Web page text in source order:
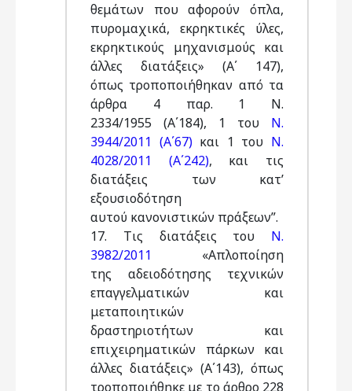
θεμάτων που αφορούν όπλα,
πυρομαχικά, εκρηκτικές ύλες,
εκρηκτικούς μηχανισμούς και
άλλες διατάξεις» (Α΄ 147),
όπως τροποποιήθηκαν από τα
άρθρα 4 παρ. 1 Ν.
2334/1955 (Α΄184), 1 του Ν.
3944/2011 (Α΄67)και 1 του Ν.
4028/2011 (Α΄242), και τις
διατάξεις των κατ’
εξουσιοδότηση
αυτού κανονιστικών πράξεων”.
17. Tις διατάξεις τoυ Ν.
3982/2011 «Απλοποίηση
της αδειοδότησης τεχνικών
επαγγελματικών και
μεταποιητικών
δραστηριοτήτων και
επιχειρηματικών πάρκων και
άλλες διατάξεις» (Α΄143), όπως
τροποποιήθηκε με το άρθρο 228